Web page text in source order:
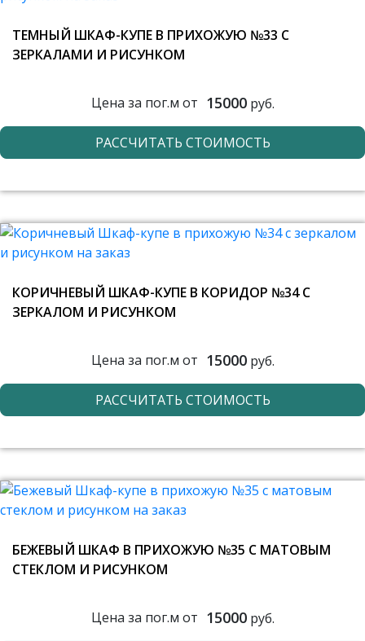
ТЕМНЫЙ ШКАФ-КУПЕ В ПРИХОЖУЮ №33 С
ЗЕРКАЛАМИ И РИСУНКОМ
Цена за пог.м от 15000руб.
РАССЧИТАТЬ СТОИМОСТЬ
КОРИЧНЕВЫЙ ШКАФ-КУПЕ В КОРИДОР №34 С
ЗЕРКАЛОМ И РИСУНКОМ
Цена за пог.м от 15000руб.
РАССЧИТАТЬ СТОИМОСТЬ
БЕЖЕВЫЙ ШКАФ В ПРИХОЖУЮ №35 С МАТОВЫМ
СТЕКЛОМ И РИСУНКОМ
Цена за пог.м от 15000руб.